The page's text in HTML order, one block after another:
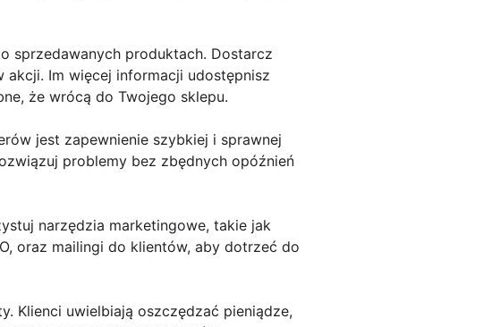
sprzedawanych produktach. Dostarcz
Im więcej informacji udostępnisz
że wrócą do Twojego sklepu.
jest zapewnienie szybkiej i sprawnej
problemy bez zbędnych opóźnień
narzędzia marketingowe, takie jak
oraz mailingi do klientów, aby dotrzeć do
Klienci uwielbiają oszczędzać pieniądze,